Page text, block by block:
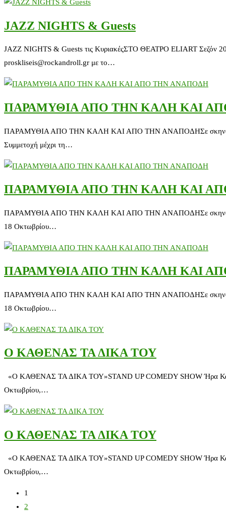
JAZZ NIGHTS & Guests
JAZZ NIGHTS & Guests τις ΚυριακέςΣΤΟ ΘΕΑΤΡΟ ELIART Σεζόν
proskliseis@rockandroll.gr με το…
ΠΑΡΑΜΥΘΙΑ ΑΠΟ ΤΗΝ ΚΑΛΗ ΚΑΙ
ΠΑΡΑΜΥΘΙΑ ΑΠΟ ΤΗΝ ΚΑΛΗ ΚΑΙ ΑΠΟ ΤΗΝ ΑΝΑΠΟΔΗΣε σκηνοθεσία
Συμμετοχή μέχρι τη…
ΠΑΡΑΜΥΘΙΑ ΑΠΟ ΤΗΝ ΚΑΛΗ ΚΑΙ
ΠΑΡΑΜΥΘΙΑ ΑΠΟ ΤΗΝ ΚΑΛΗ ΚΑΙ ΑΠΟ ΤΗΝ ΑΝΑΠΟΔΗΣε σκηνοθεσία
18 Οκτωβρίου…
ΠΑΡΑΜΥΘΙΑ ΑΠΟ ΤΗΝ ΚΑΛΗ ΚΑΙ
ΠΑΡΑΜΥΘΙΑ ΑΠΟ ΤΗΝ ΚΑΛΗ ΚΑΙ ΑΠΟ ΤΗΝ ΑΝΑΠΟΔΗΣε σκηνοθεσία
18 Οκτωβρίου…
O ΚΑΘΕΝΑΣ ΤΑ ΔΙΚΑ ΤΟΥ
«O ΚΑΘΕΝΑΣ ΤΑ ΔΙΚΑ ΤΟΥ»STAND UP COMEDY SHOW Ήρα
Οκτωβρίου,…
O ΚΑΘΕΝΑΣ ΤΑ ΔΙΚΑ ΤΟΥ
«O ΚΑΘΕΝΑΣ ΤΑ ΔΙΚΑ ΤΟΥ»STAND UP COMEDY SHOW Ήρα
Οκτωβρίου,…
1
2